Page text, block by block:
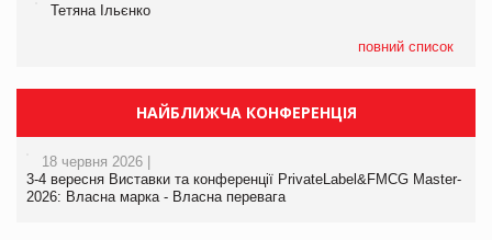
Тетяна Ільєнко
повний список
НАЙБЛИЖЧА КОНФЕРЕНЦІЯ
18 червня 2026 |
3-4 вересня Виставки та конференції PrivateLabel&FMCG Master-
2026: Власна марка - Власна перевага